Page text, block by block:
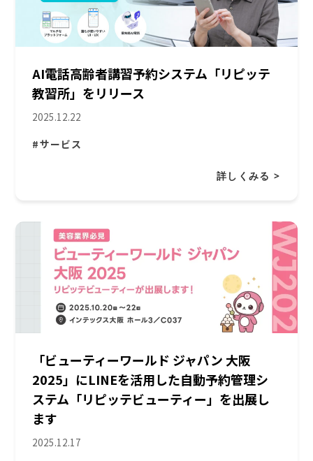
AI電話高齢者講習予約システム「リピッテ
教習所」をリリース
2025.12.22
#サービス
詳しくみる >
「ビューティーワールド ジャパン 大阪
2025」にLINEを活用した自動予約管理シ
ステム「リピッテビューティー」を出展し
ます
2025.12.17